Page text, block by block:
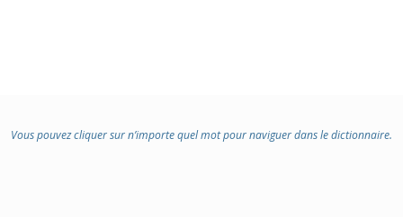
Vous pouvez cliquer sur n’importe quel mot pour naviguer dans le dictionnaire.